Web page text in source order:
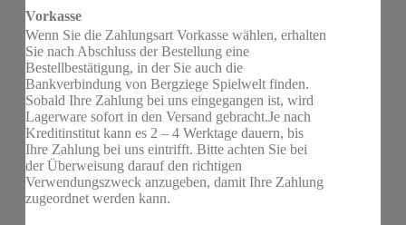
Vorkasse
Wenn Sie die Zahlungsart Vorkasse wählen, erhalten
Sie nach Abschluss der Bestellung eine
Bestellbestätigung, in der Sie auch die
Bankverbindung von Bergziege Spielwelt finden.
Sobald Ihre Zahlung bei uns eingegangen ist, wird
Lagerware sofort in den Versand gebracht.Je nach
Kreditinstitut kann es 2 – 4 Werktage dauern, bis
Ihre Zahlung bei uns eintrifft. Bitte achten Sie bei
der Überweisung darauf den richtigen
Verwendungszweck anzugeben, damit Ihre Zahlung
zugeordnet werden kann.